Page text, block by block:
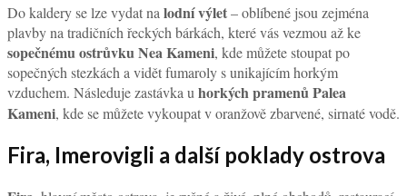
Do kaldery se lze vydat na lodní výlet– oblíbené jsou zejména
plavby na tradičních řeckých bárkách, které vás vezmou až ke
sopečnému ostrůvku Nea Kameni, kde můžete stoupat po
sopečných stezkách a vidět fumaroly s unikajícím horkým
vzduchem. Následuje zastávka u horkých pramenů Palea
Kameni, kde se můžete vykoupat v oranžově zbarvené, sirnaté vodě.
Fira, Imerovigli a další poklady ostrova